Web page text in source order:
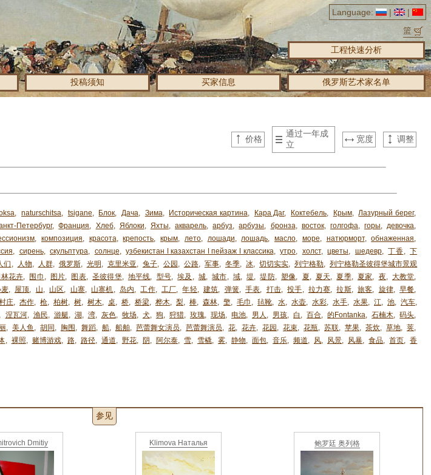
Language: |
|
篮
工程快速分析
投稿须知 买家信息 俄罗斯艺术家名单
价格
通过一年成
立
宽度 调整
, naturschitsa, tsigane, Блок, Дача, Зима, Историческая картина, Кара Даг, Коктебель, Крым, Лазурный берег,
Петербург, Франция, Хлеб, Яблоки, Яхты, акварель, арбуз, арбузы, бронза, восток, голгофа, горы, девочка,
, композиция, красота, крепость, крым, лето, лошади, лошадь, масло, море, натюрморт, обнаженная,
, сирень, скульптура, солнце, узбекистан ǀ казахстан ǀ пейзаж ǀ классика, утро, холст, цветы, шедевр, 丁香, 下
们 , 人物, 人群, 俄罗斯, 光明 , 克里米亚, 兔子, 公园 , 公路, 军事, 冬季, 冰, 切切实实, 列宁格勒, 列宁格勒圣彼得堡城市景观
林花卉, 围巾 , 图片, 图表, 圣彼得堡, 地平线, 型号, 埃及 , 城, 城市, 域, 堤, 堤防, 塑像, 夏, 夏天, 夏季, 夏家, 夜, 大教堂,
, 屋顶, 山, 山区, 山寨, 山寨机, 岛内, 工作, 工厂, 年轻, 建筑, 弹簧, 手表, 打击, 投手, 拉力赛, 拉斯, 旅客, 旋律, 早餐,
庄, 杰作, 枪, 柏树, 树, 树木, 桌, 桥, 桥梁, 桦木, 梨, 棒, 森林, 檠, 毛巾 , 毡靴, 水, 水壶, 水彩, 水手, 水果, 江, 池, 汽车,
, 涅瓦河, 渔民, 游艇, 湖, 湾, 灰色, 牧场, 犬, 狗, 狩猎, 玫瑰, 现场, 电池, 男人 , 男孩, 白 , 百合, 的Fontanka, 石楠木, 码头,
, 美人鱼 , 胡同 , 胸围 , 舞蹈, 船, 船舶, 芭蕾舞女演员, 芭蕾舞演员, 花, 花卉, 花园 , 花束, 花瓶, 苏联, 苹果, 茶炊, 草地, 荚,
, 裸照, 赌博游戏, 路, 路径, 通道, 野花, 阴 , 阿尔泰, 雪, 雪橇, 雾, 静物, 面包, 音乐, 频道, 风, 风景, 风暴, 食品, 首页, 香
参见
Dmitiy Klimova Наталья 鲍罗廷 奥列格